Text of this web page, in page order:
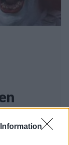
rooliin